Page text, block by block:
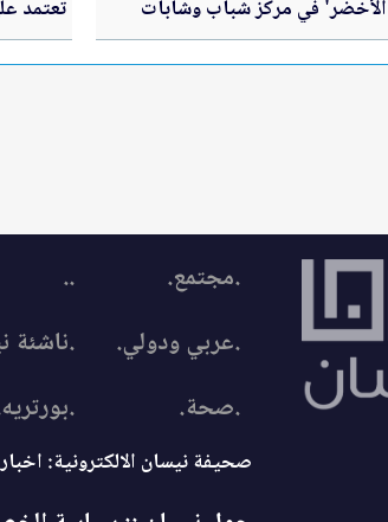
الأخضر' في مركز شباب وشابات
الوسطية ضمن معسكرات الحسين
للعمل والبناء 2026
تعتمد
.مجتمع. ..
.عربي ودولي.
.ناشئة
.صحة.
صحيفة نيسان الالكترونية: اخبار الأردن والعرب